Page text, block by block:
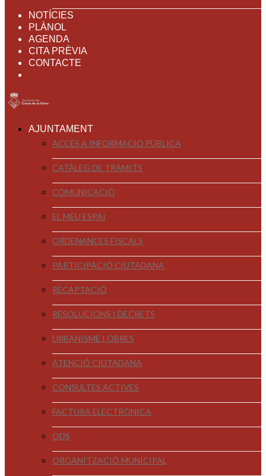
NOTÍCIES
PLÀNOL
AGENDA
CITA PRÈVIA
CONTACTE
AJUNTAMENT
ACCÉS A INFORMACIÓ PÚBLICA
CATÀLEG DE TRÀMITS
COMUNICACIÓ
EL MEU ESPAI
ORDENANCES FISCALS
PARTICIPACIÓ CIUTADANA
RECAPTACIÓ
RESOLUCIONS I DECRETS
URBANISME I OBRES
ATENCIÓ CIUTADANA
CONSULTES ACTIVES
FACTURA ELECTRÒNICA
ODS
ORGANITZACIÓ MUNICIPAL